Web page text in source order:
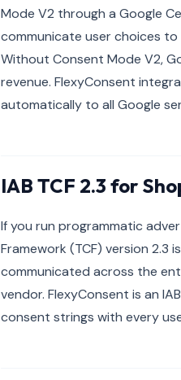
Mode V2 through a Google
communicate user choices to
Without Consent Mode V2,
revenue. FlexyConsent
automatically to all Google
IAB TCF 2.3 for
If you run programmatic
Framework (TCF) version 2.3
communicated across the
vendor. FlexyConsent is an
consent strings with every